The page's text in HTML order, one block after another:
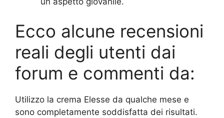
Ecco alcune recensioni
reali degli utenti dai
forum e commenti da:
Utilizzo la crema Elesse da qualche mese e
sono completamente soddisfatta dei risultati.